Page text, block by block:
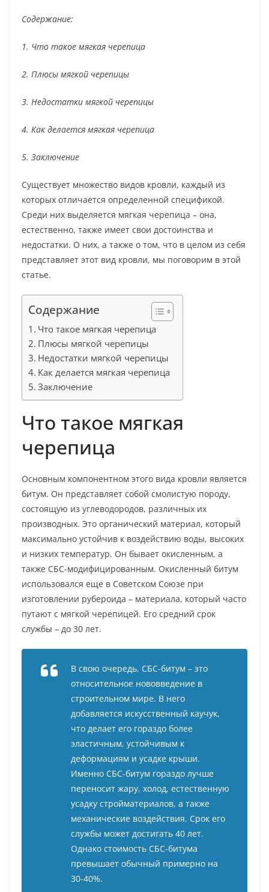
Содержание:
1. Что такое мягкая черепица
2. Плюсы мягкой черепицы
3. Недостатки мягкой черепицы
4. Как делается мягкая черепица
5. Заключение
Существует множество видов кровли, каждый из
которых отличается определенной спецификой.
Среди них выделяется мягкая черепица – она,
естественно, также имеет свои достоинства и
недостатки. О них, а также о том, что в целом из себя
представляет этот вид кровли, мы поговорим в этой
статье.
Содержание
Что такое мягкая черепица
Плюсы мягкой черепицы
Недостатки мягкой черепицы
Как делается мягкая черепица
Заключение
Что такое мягкая
черепица
Основным компонентном этого вида кровли является
битум. Он представляет собой смолистую породу,
состоящую из углеводородов, различных их
производных. Это органический материал, который
максимально устойчив к воздействию воды, высоких
и низких температур. Он бывает окисленным, а
также СБС-модифицированным. Окисленный битум
использовался еще в Советском Союзе при
изготовлении рубероида – материала, который часто
путают с мягкой черепицей. Его средний срок
службы – до 30 лет.
В свою очередь, СБС-битум – это
относительное нововведение в
строительном мире. В него
добавляется искусственный каучук,
что делает его гораздо более
эластичным, устойчивым к
деформациям и усадке крыши.
Именно СБС-битум гораздо лучше
переносит жару, холод, естественную
усадку стройматериалов, а также
механические воздействия. Срок его
службы может достигать 40 лет.
Однако стоимость СБС-битума
превышает обычный примерно на
30-40%.